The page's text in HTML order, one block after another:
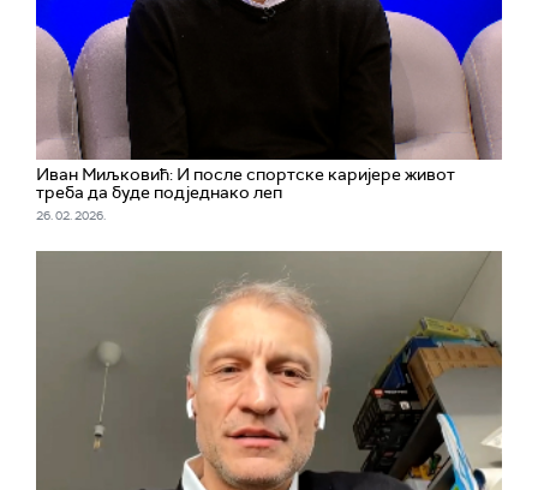
Иван Миљковић: И после спортске каријере живот
треба да буде подједнако леп
26. 02. 2026.